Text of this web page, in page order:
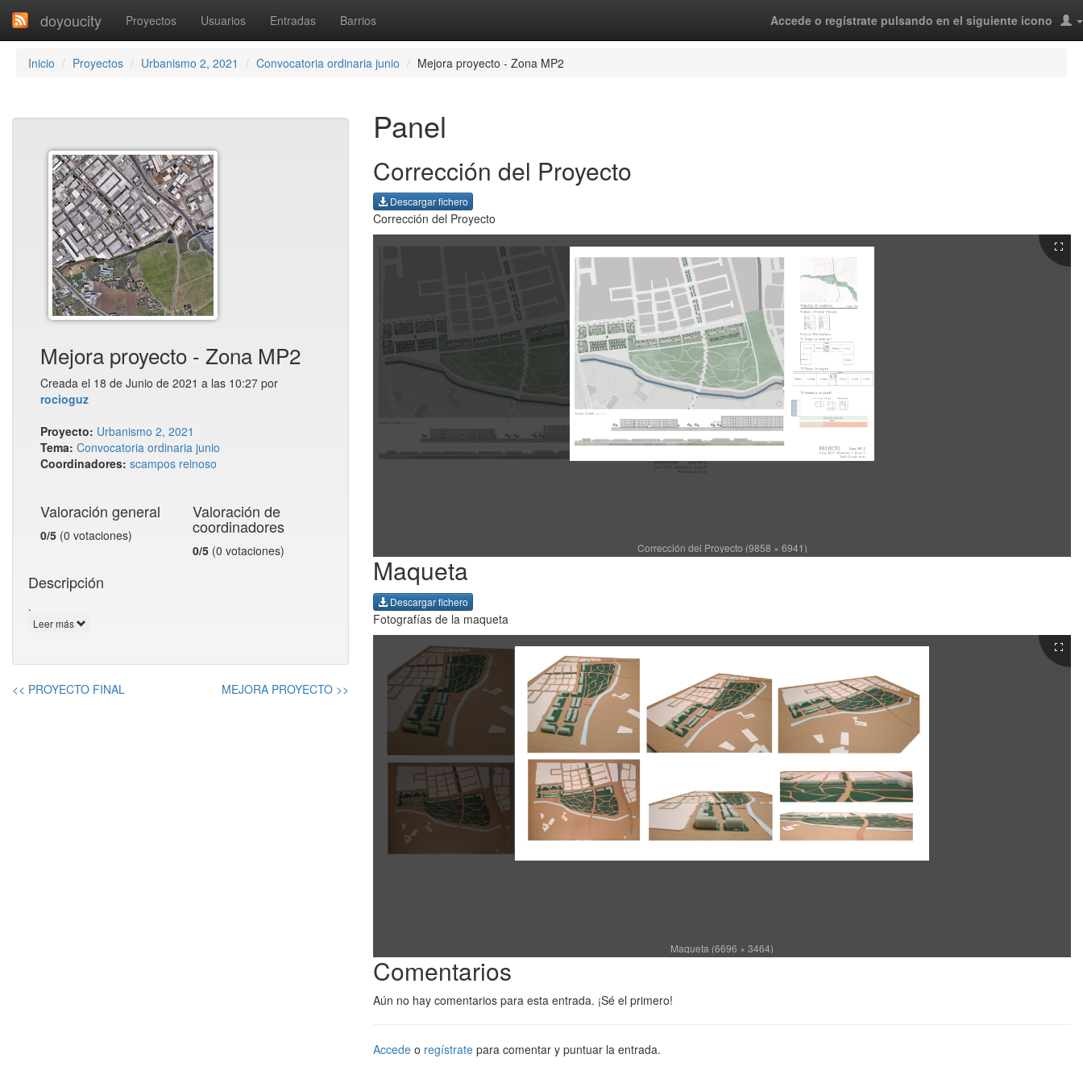
doyoucity Proyectos Usuarios Entradas Barrios Accede o regístrate pulsando en el siguiente icono
Inicio Proyectos Urbanismo 2, 2021 Convocatoria ordinaria junio Mejora proyecto - Zona MP2
Mejora proyecto - Zona MP2
Creada el 18 de Junio de 2021 a las 10:27 por
rocioguz
Proyecto: Urbanismo 2, 2021
Tema: Convocatoria ordinaria junio
Coordinadores: scampos reinoso
Valoración general
0/5 (0 votaciones)
Valoración de
coordinadores
0/5 (0 votaciones)
Descripción
.
Leer más
<< PROYECTO FINAL MEJORA PROYECTO >>
Panel
Corrección del Proyecto
Descargar fichero
Corrección del Proyecto
Corrección del Proyecto (9858 × 6941)
Maqueta
Descargar fichero
Fotografías de la maqueta
Maqueta (6696 × 3464)
Comentarios
Aún no hay comentarios para esta entrada. ¡Sé el primero!
Accede o regístrate para comentar y puntuar la entrada.